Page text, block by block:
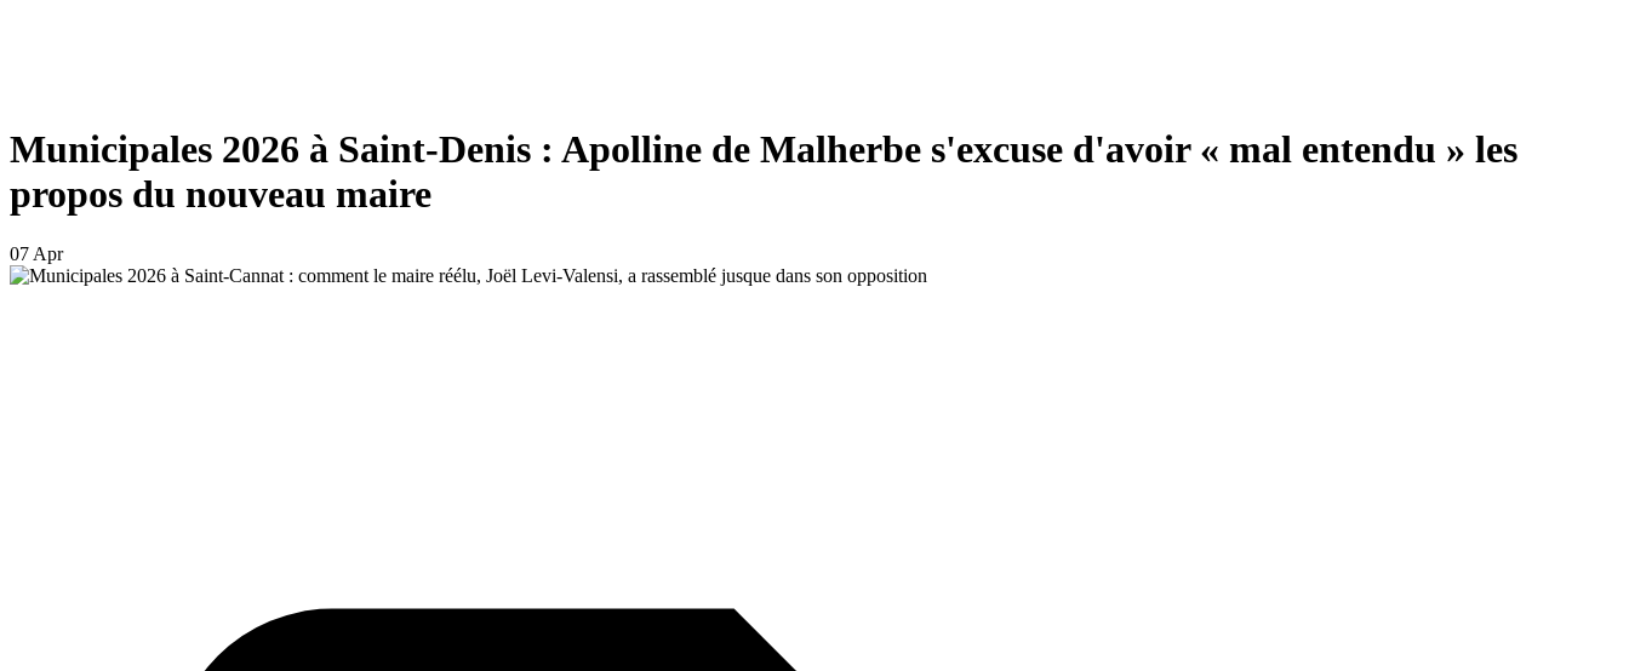
Municipales 2026 à Saint-Denis : Apolline de Malherbe s'excuse d'avoir « mal entendu » les
propos du nouveau maire
07 Apr